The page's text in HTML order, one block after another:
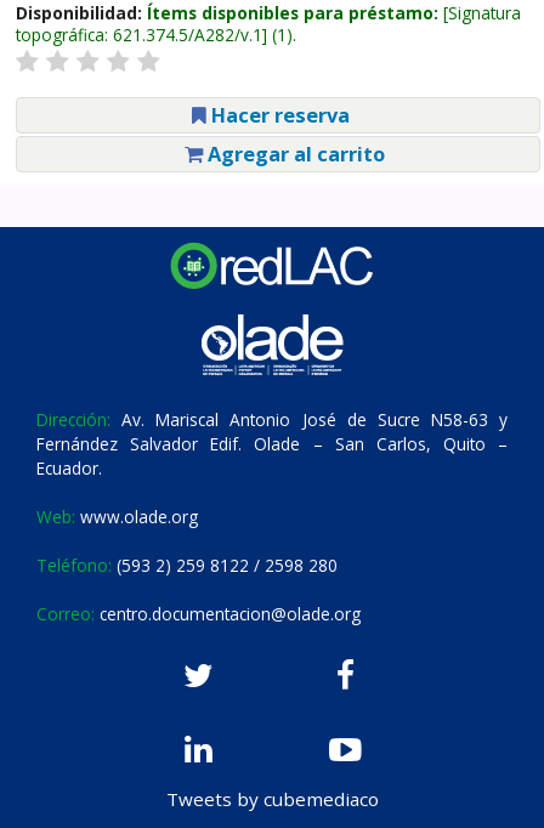
Disponibilidad: Ítems disponibles para préstamo: Signatura
topográfica: 621.374.5/A282/v.1 (1).
Hacer reserva
Agregar al carrito
Dirección: Av. Mariscal Antonio José de Sucre N58-63 y
Fernández Salvador Edif. Olade – San Carlos, Quito –
Ecuador.
Web: www.olade.org
Teléfono: (593 2) 259 8122 / 2598 280
Correo: centro.documentacion@olade.org
Tweets by cubemediaco